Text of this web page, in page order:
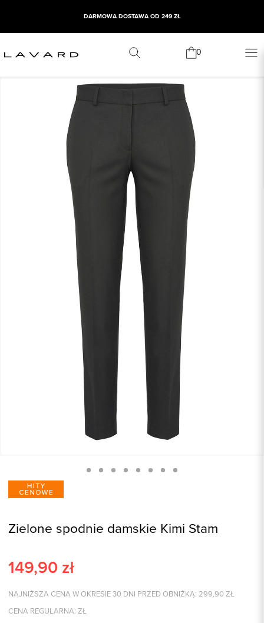
DARMOWA DOSTAWA OD 249 ZŁ
0
Zielone spodnie damskie Kimi Stam
149,90 zł
NAJNIŻSZA CENA W OKRESIE 30 DNI PRZED OBNIŻKĄ: 299,90 ZŁ
CENA REGULARNA: ZŁ